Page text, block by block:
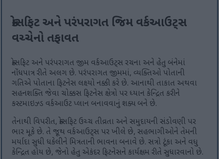
ક્રોસફિટ અને પરંપરાગત જિમ વર્કઆઉટ્સ
વચ્ચેનો તફાવત
ક્રોસફિટ અને પરંપરાગત જીમ વર્કઆઉટ્સ રચના અને હેતુ બંનેમાં
નોંધપાત્ર રીતે અલગ છે. પરંપરાગત જીમમાં, વ્યક્તિઓ પોતાની
ગતિએ પોતાના ફિટનેસ લક્ષ્યો નક્કી કરે છે. આનાથી તાકાત અથવા
સહનશક્તિ જેવા ચોક્કસ ફિટનેસ ક્ષેત્રો પર ધ્યાન કેન્દ્રિત કરીને
કસ્ટમાઇઝ્ડ વર્કઆઉટ પ્લાન બનાવવાનું શક્ય બને છે.
તેનાથી વિપરીત, ક્રોસફિટ ઉચ્ચ તીવ્રતા અને સમુદાયની સંડોવણી પર
ભાર મૂકે છે. તે જૂથ વર્કઆઉટ્સ પર ખીલે છે, સહભાગીઓને તેમની
મર્યાદા સુધી ધકેલીને મિત્રતાની ભાવના બનાવે છે. સત્રો ટૂંકા અને વધુ
કેન્દ્રિત હોય છે, જેનો હેતુ એકંદર ફિટનેસને કાર્યક્ષમ રીતે સુધારવાનો છે.